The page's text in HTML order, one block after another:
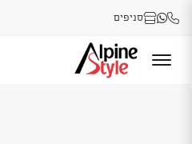
סניפים